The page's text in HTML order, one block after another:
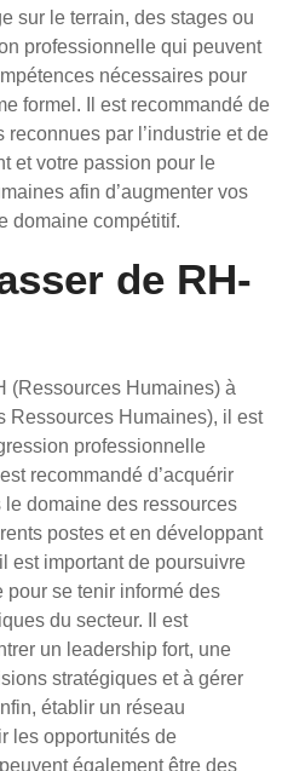
sur le terrain, des stages ou
professionnelle qui peuvent
nécessaires pour
formel. Il est recommandé de
par l’industrie et de
et votre passion pour le
afin d’augmenter vos
domaine compétitif.
de RH-
(Ressources Humaines) à
Ressources Humaines), il est
professionnelle
recommandé d’acquérir
domaine des ressources
postes et en développant
est important de poursuivre
se tenir informé des
du secteur. Il est
un leadership fort, une
stratégiques et à gérer
établir un réseau
les opportunités de
également être des